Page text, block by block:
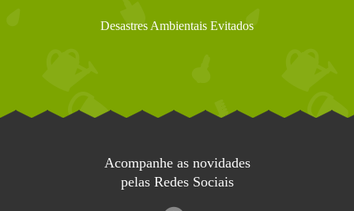
Desastres Ambientais Evitados
Acompanhe as novidades
pelas Redes Sociais